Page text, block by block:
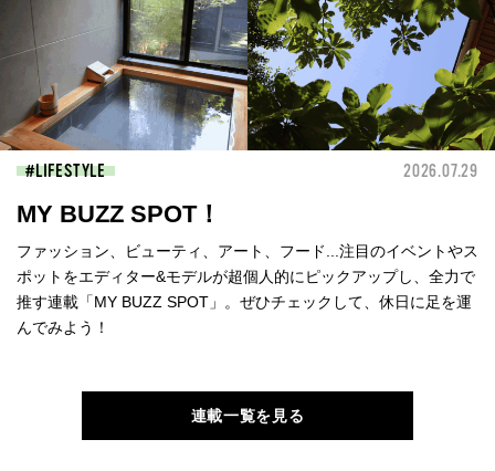
LIFESTYLE 2026.07.29
MY BUZZ SPOT！
ファッション、ビューティ、アート、フード...注目のイベントやス
ポットをエディター&モデルが超個人的にピックアップし、全力で
推す連載「MY BUZZ SPOT」。ぜひチェックして、休日に足を運
んでみよう！
連載一覧を見る